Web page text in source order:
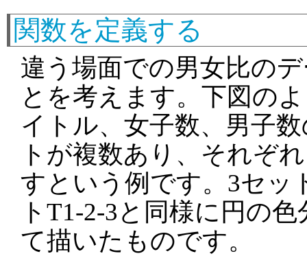
関数を定義する
違う場面での男女比の
とを考えます。下図の
イトル、女子数、男子
トが複数あり、それぞ
すという例です。3セッ
トT1-2-3と同様に円の
て描いたものです。